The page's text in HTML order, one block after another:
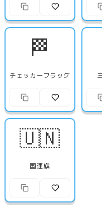
🏁
チェッカーフラッグ
🇺🇳
国連旗